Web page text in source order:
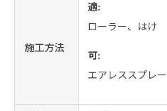
施工方法
適:
ローラー、はけ
可:
エアレススプレー